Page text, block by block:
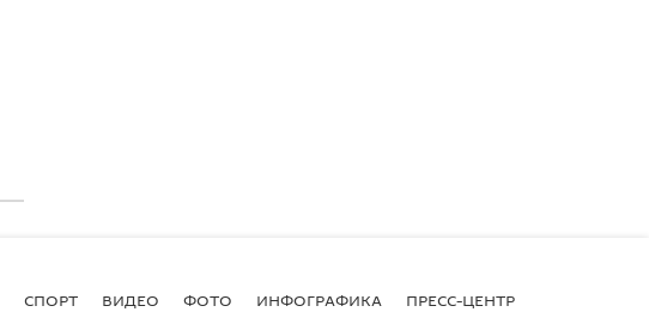
СПОРТ ВИДЕО ФОТО ИНФОГРАФИКА ПРЕСС-ЦЕНТР